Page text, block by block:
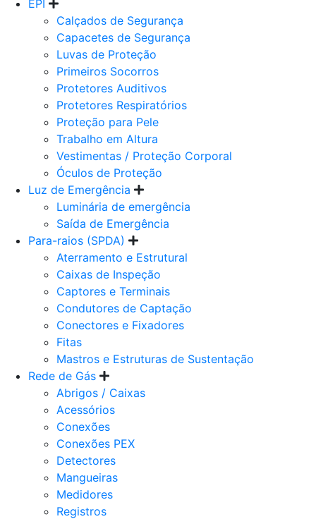
EPI
Calçados de Segurança
Capacetes de Segurança
Luvas de Proteção
Primeiros Socorros
Protetores Auditivos
Protetores Respiratórios
Proteção para Pele
Trabalho em Altura
Vestimentas / Proteção Corporal
Óculos de Proteção
Luz de Emergência
Luminária de emergência
Saída de Emergência
Para-raios (SPDA)
Aterramento e Estrutural
Caixas de Inspeção
Captores e Terminais
Condutores de Captação
Conectores e Fixadores
Fitas
Mastros e Estruturas de Sustentação
Rede de Gás
Abrigos / Caixas
Acessórios
Conexões
Conexões PEX
Detectores
Mangueiras
Medidores
Registros